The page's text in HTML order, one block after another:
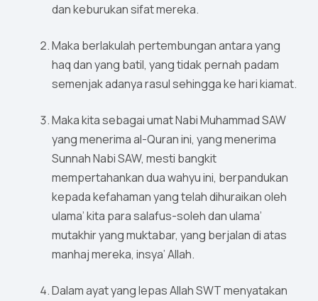
dan keburukan sifat mereka.
Maka berlakulah pertembungan antara yang
haq dan yang batil, yang tidak pernah padam
semenjak adanya rasul sehingga ke hari kiamat.
Maka kita sebagai umat Nabi Muhammad SAW
yang menerima al-Quran ini, yang menerima
Sunnah Nabi SAW, mesti bangkit
mempertahankan dua wahyu ini, berpandukan
kepada kefahaman yang telah dihuraikan oleh
ulama’ kita para salafus-soleh dan ulama’
mutakhir yang muktabar, yang berjalan di atas
manhaj mereka, insya’ Allah.
Dalam ayat yang lepas Allah SWT menyatakan